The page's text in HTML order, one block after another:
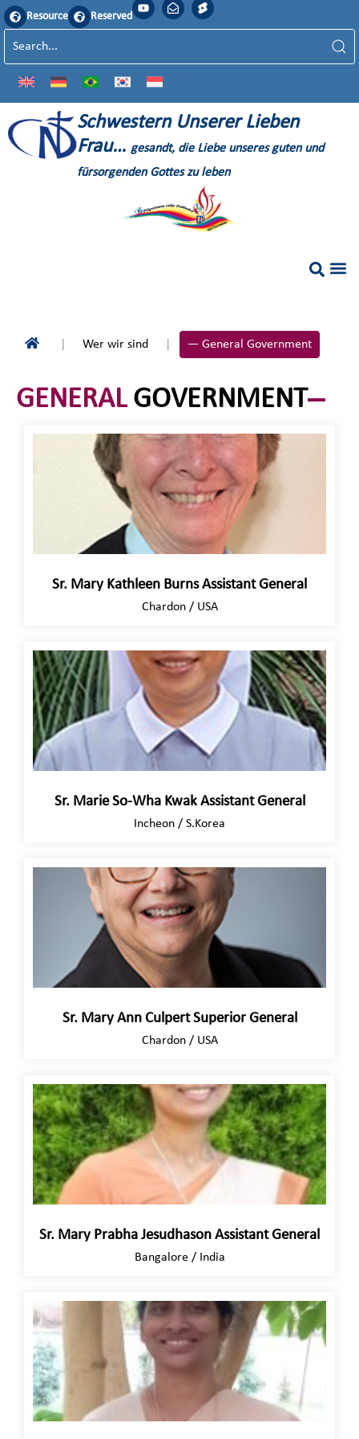
Resource Reserved
Schwestern Unserer Lieben
Frau… gesandt, die Liebe unseres guten und
fürsorgenden Gottes zu leben
Wer wir sind — General Government
GENERALGOVERNMENT
Sr. Mary Ann Culpert Superior General
Chardon / USA
Sr. Marie So-Wha Kwak Assistant General
Incheon / S.Korea
Sr. Mary Kathleen Burns Assistant General
Chardon / USA
Sr. Mary Prabha Jesudhason Assistant General
Bangalore / India